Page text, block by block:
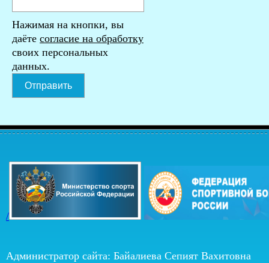
Нажимая на кнопки, вы
даёте согласие на обработку
своих персональных
данных.
Отправить
/
Администратор сайта: Байалиева Сепият Вахитовна